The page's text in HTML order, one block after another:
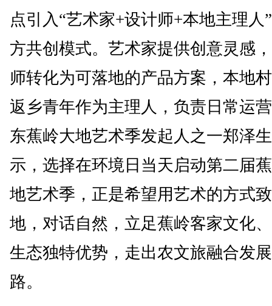
点引入“艺术家+设计师+本地主理人
方共创模式。艺术家提供创意灵感
师转化为可落地的产品方案，本地
返乡青年作为主理人，负责日常运
东蕉岭大地艺术季发起人之一郑泽
示，选择在环境日当天启动第二届
地艺术季，正是希望用艺术的方式
地，对话自然，立足蕉岭客家文化
生态独特优势，走出农文旅融合发
路。